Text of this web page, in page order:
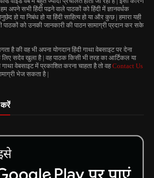
हम अपने सभी हिंदी पढने वाले पाठकों को हिंदी में ज्ञानवर्धक
हो या निबंध हो या हिंदी साहित्य हो या और कुछ | हमारा यही
पाठकों को उनकी जानकारी की पाठन सामाग्री प्रदान कर सके
है की वह भी अपना योगदान हिंदी गाथा वेबसाइट पर देना
लिए सदेव खुला है | वह पाठक किसी भी तरह का आर्टिकल या
वेबसाइट में प्रकाशित करना चाहता है तो वहContact Us
भेज सकता है |
करें